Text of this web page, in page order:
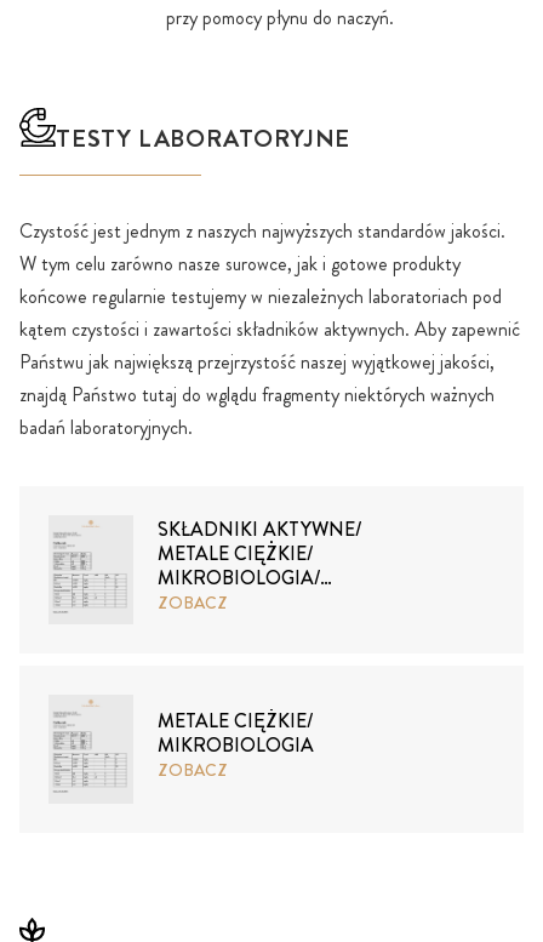
przy pomocy płynu do naczyń.
TESTY LABORATORYJNE
Czystość jest jednym z naszych najwyższych standardów jakości.
W tym celu zarówno nasze surowce, jak i gotowe produkty
końcowe regularnie testujemy w niezależnych laboratoriach pod
kątem czystości i zawartości składników aktywnych. Aby zapewnić
Państwu jak największą przejrzystość naszej wyjątkowej jakości,
znajdą Państwo tutaj do wglądu fragmenty niektórych ważnych
badań laboratoryjnych.
SKŁADNIKI AKTYWNE/
METALE CIĘŻKIE/
MIKROBIOLOGIA/
TOTOX
ZOBACZ
METALE CIĘŻKIE/
MIKROBIOLOGIA
ZOBACZ